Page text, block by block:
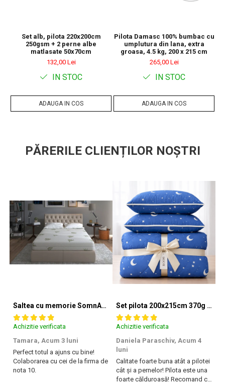
Set alb, pilota 220x200cm
250gsm + 2 perne albe
matlasate 50x70cm
132,00 Lei
IN STOC
ADAUGA IN COS
Pilota Damasc 100% bumbac cu
umplutura din lana, extra
groasa, 4.5 kg, 200 x 215 cm
265,00 Lei
IN STOC
ADAUGA IN COS
PĂRERILE CLIENȚILOR NOȘTRI
Saltea cu memorie SomnART XXL Memory Plus 160x190, înălțime 25cm, pentru persoane supraponderale, husă Aloe Vera detașabilă, rulată, fermitate mare
Achizitie verificata
Tamara, Acum 3 luni
Perfect totul a ajuns cu bine!
Colaborarea cu cei de la firma de
nota 10.
Set pilota 200x215cm 370g cu 2 perne 50x70,albastru- PLT36
Achizitie verificata
Daniela Paraschiv, Acum 4
luni
Calitate foarte buna atât a pilotei
cât și a pernelor! Pilota este una
foarte călduroasă! Recomand cu